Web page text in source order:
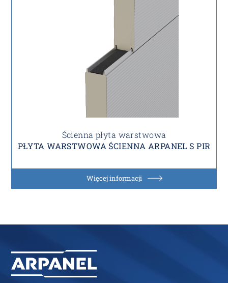
Ścienna płyta warstwowa
PŁYTA WARSTWOWA ŚCIENNA ARPANEL S PIR
Więcej informacji